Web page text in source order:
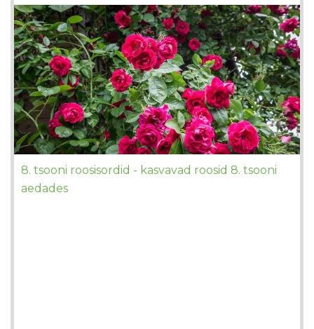
8. tsooni roosisordid - kasvavad roosid 8. tsooni
aedades